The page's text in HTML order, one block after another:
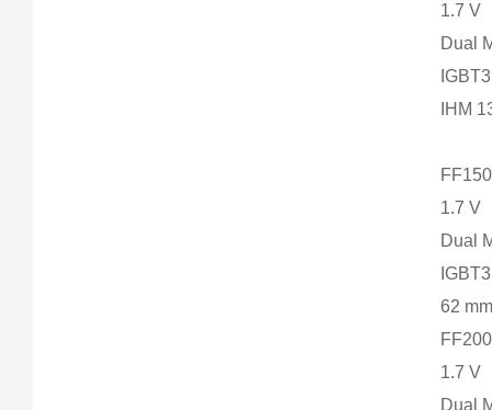
1.7 V
Dual
IHM
1.7 V
Dual
62
1.7 V
Dual